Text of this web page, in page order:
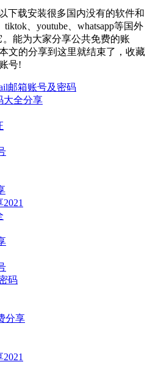
下载安装很多国内没有的软件和
、youtube、whatsapp等国外
能为大家分享公共免费的账
文的分享到这里就结束了，收藏
号!
邮箱账号及密码
大全分享
码
分享